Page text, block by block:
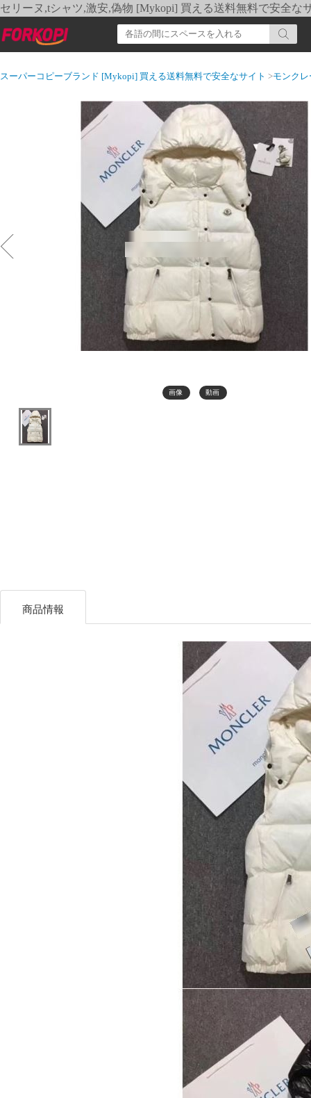
セリーヌ,tシャツ,激安,偽物 [Mykopi] 買える送料無料で安全な
スーパーコピーブランド [Mykopi] 買える送料無料で安全なサイト >モンク
画像 動画
商品情報